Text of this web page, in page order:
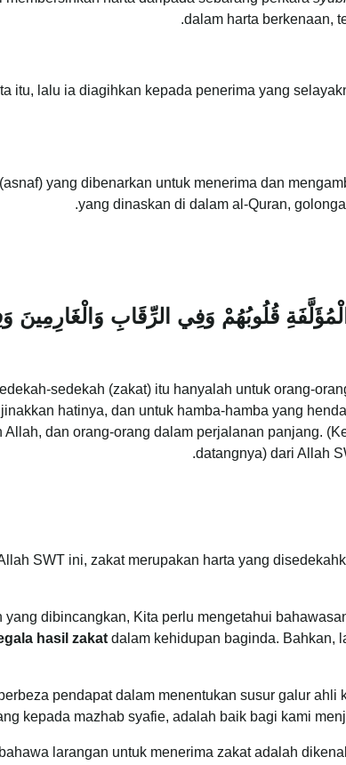
dalam harta berkenaan,
itu, lalu ia diagihkan kepada penerima yang
yang dibenarkan untuk menerima dan
yang dinaskan di dalam al-Quran,
قُلُوبُهُمْ وَفِي الرِّقَابِ وَالْغَارِمِينَ
sedekah (zakat) itu hanyalah untuk orang-
hatinya, dan untuk hamba-hamba yang
dan orang-orang dalam perjalanan panjang.
datangnya) dari Allah
SWT ini, zakat merupakan harta yang
yang dibincangkan, Kita perlu mengetahui
hasil zakatdalam kehidupan baginda. Bahkan,
pendapat dalam menentukan susur galur
kepada mazhab syafie, adalah baik bagi kami
larangan untuk menerima zakat adalah